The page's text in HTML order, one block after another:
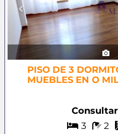
PISO DE 3
MUEBLES EN O
3
2